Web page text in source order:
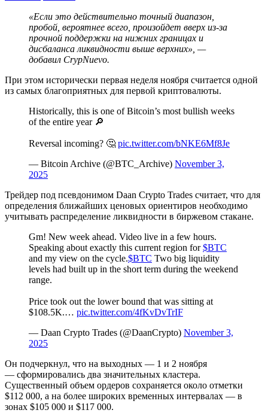
«Если это действительно точный диапазон,
пробой, вероятнее всего, произойдет вверх из-за
прочной поддержки на нижних границах и
дисбаланса ликвидности выше верхних», —
добавил CrypNuevo.
При этом исторически первая неделя ноября считается одной
из самых благоприятных для первой криптовалюты.
Historically, this is one of Bitcoin’s most bullish weeks
of the entire year 🔎
Reversal incoming? 🤔 pic.twitter.com/bNKE6Mf8Je
— Bitcoin Archive (@BTC_Archive) November 3,
2025
Трейдер под псевдонимом Daan Crypto Trades считает, что для
определения ближайших ценовых ориентиров необходимо
учитывать распределение ликвидности в биржевом стакане.
Gm! New week ahead. Video live in a few hours.
Speaking about exactly this current region for$BTC
and my view on the cycle.$BTC Two big liquidity
levels had built up in the short term during the weekend
range.
Price took out the lower bound that was sitting at
$108.5K.… pic.twitter.com/4fKvDvTrIF
— Daan Crypto Trades (@DaanCrypto) November 3,
2025
Он подчеркнул, что на выходных — 1 и 2 ноября
— сформировались два значительных кластера.
Существенный объем ордеров сохраняется около отметки
$112 000, а на более широких временных интервалах — в
зонах $105 000 и $117 000.